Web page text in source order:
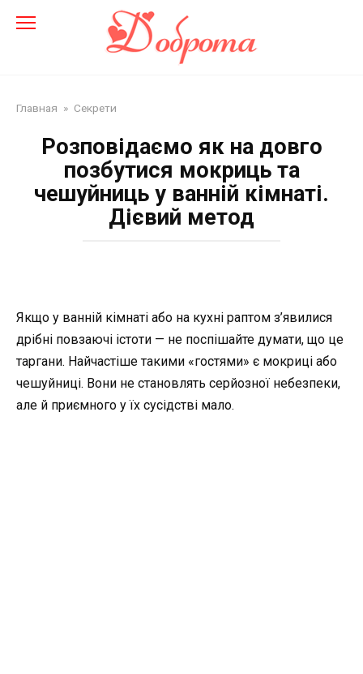
Главная » Секрети
Розповідаємо як на довго
позбутися мокриць та
чешуйниць у ванній кімнаті.
Дієвий метод
Якщо у ванній кімнаті або на кухні раптом з’явилися
дрібні повзаючі істоти — не поспішайте думати, що це
таргани. Найчастіше такими «гостями» є мокриці або
чешуйниці. Вони не становлять серйозної небезпеки,
але й приємного у їх сусідстві мало.